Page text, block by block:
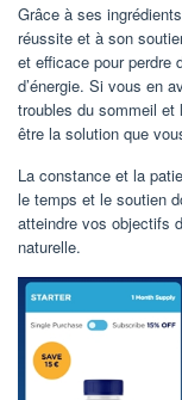
Grâce à ses
réussite et à son
et efficace pour perdre
d’énergie. Si vous en
troubles du sommeil
être la solution que
La constance et la
le temps et le soutien
atteindre vos objectifs
naturelle.